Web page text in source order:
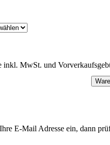
inkl. MwSt. und
E-Mail Adresse ein, dann